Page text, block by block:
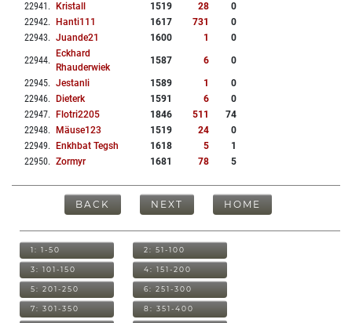
22941 . Kristall 1519 28
0
22942. Hanti111 1617 731
0
22943. Juande21 1600 1 0
22944.
Eckhard
Rhauderwiek
1587 6 0
22945. Jestanli 1589 1
0
22946. Dieterk 1591 6
0
22947. Flotri2205 1846 511
74
22948. Mäuse123 1519 24
0
22949. Enkhbat Tegsh 1618 5
1
22950. Zormyr 1681 78 5
BACK NEXT HOME
1: 1-50 2: 51-100
3: 101-150 4: 151-200
5: 201-250 6: 251-300
7: 301-350 8: 351-400